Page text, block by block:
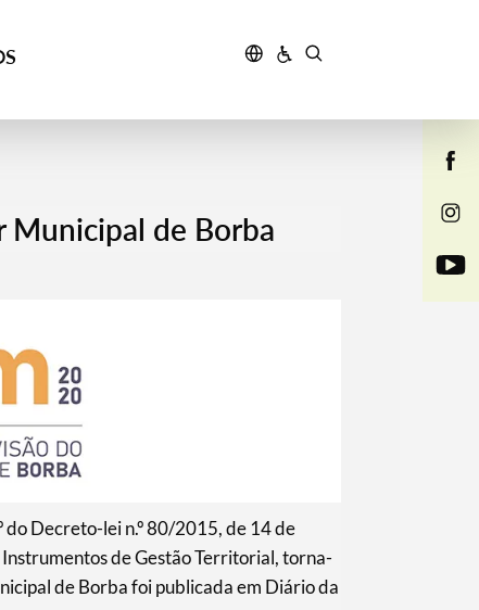
Municipal de Borba
do Decreto-lei n.º 80/2015, de 14 de
de Gestão Territorial, torna-
de Borba foi publicada em Diário da